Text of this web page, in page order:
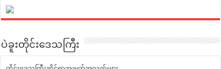
ပဲခူးတိုင်းဒေသကြီး